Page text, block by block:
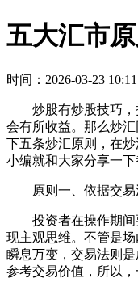
五大汇市
时间：2026-03-23
炒股有炒股技巧
会有所收益。那么炒
下五条炒汇原则，在
小编就和大家分享一下
原则一、依据交
投资者在操作期
现主观思维。不管是
瞬息万变，交易法则
参考交易价值，所以